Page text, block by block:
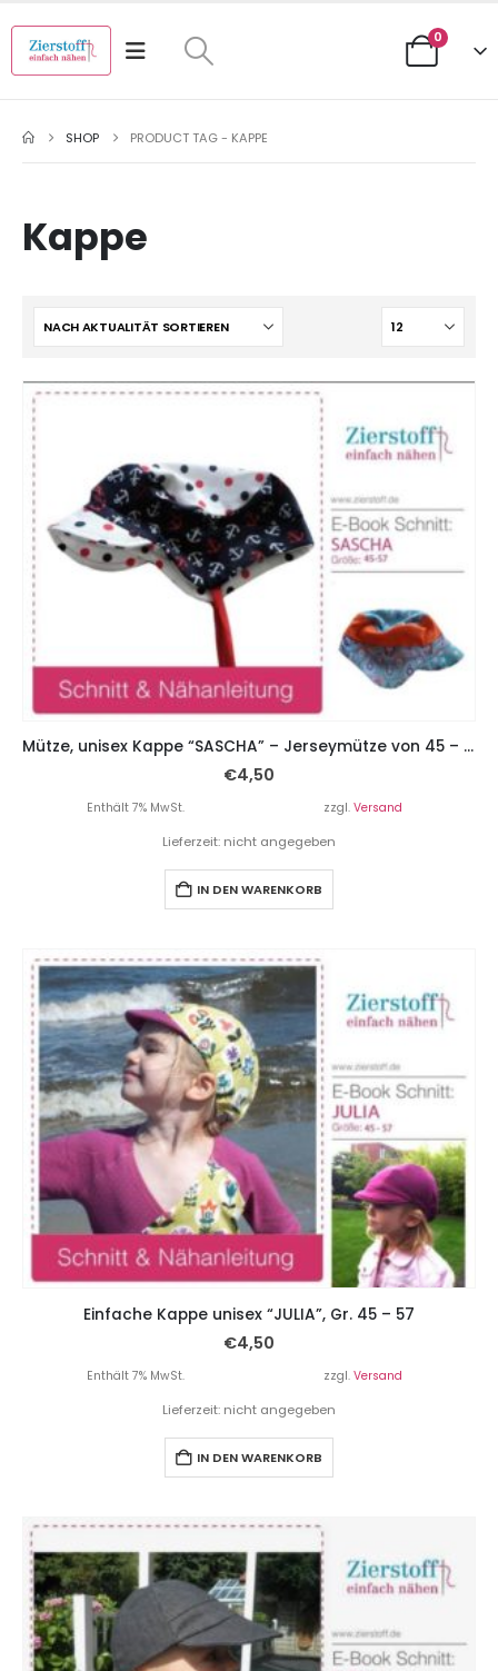
0
SHOP PRODUCT TAG - KAPPE
Kappe
Mütze, unisex Kappe “SASCHA” – Jerseymütze von 45 – 57
€4,50
Enthält 7% MwSt. zzgl. Versand
Lieferzeit: nicht angegeben
IN DEN WARENKORB
Einfache Kappe unisex “JULIA”, Gr. 45 – 57
€4,50
Enthält 7% MwSt. zzgl. Versand
Lieferzeit: nicht angegeben
IN DEN WARENKORB